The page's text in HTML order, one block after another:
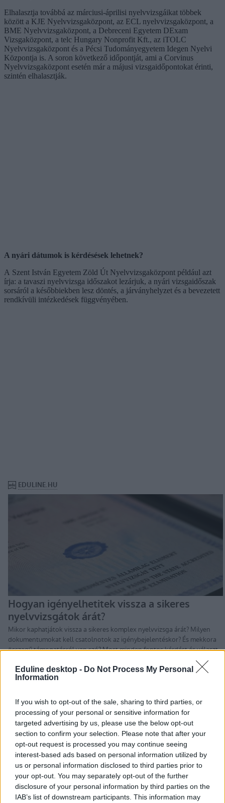
Eduline desktop - Do Not Process My Personal
Information
If you wish to opt-out of the sale, sharing to third parties, or
processing of your personal or sensitive information for
targeted advertising by us, please use the below opt-out
section to confirm your selection. Please note that after your
opt-out request is processed you may continue seeing
interest-based ads based on personal information utilized by
us or personal information disclosed to third parties prior to
your opt-out. You may separately opt-out of the further
disclosure of your personal information by third parties on the
IAB’s list of downstream participants. This information may
Elhalasztja továbbá az márciusi-áprilisi nyelvvizsgáikat többek
között a KJE Nyelvvizsgaközpont, az ECL nyelvvizsgaközpont, a
BME Nyelvvizsgaközpont, a Debreceni Egyetem DExam
Vizsgaközpont, a telc Hungary Nonprofit Kft., az iTOLC
Nyelvvizsgaközpont és a Pécsi Tudományegyetem Idegen Nyelvi
Központja is. A soron következő időpontját, ami a Corvinus
Nyelvvizsgaközpont esetén már a májusi vizsgaidőpontokat érinti,
szintén elhalasztják.
A nyári dátumok is kérdésések lehetnek?
A Szent István Egyetem Zöld Út Nyelvvizsgaközpont például azt
írja: a tavaszi nyelvvizsga időszakot lezárjuk, a nyári vizsgaidőszak
sorsáról a későbbiekben lesz döntés, a járványhelyzet és a bevezetett
rendkívüli intézkedések függvényében.
Nem szeretnél lemaradni a legfontosabb információkról?
Iratkozz fel hírlevelünkre
Ha szeretnéd megkapni legfrissebb cikkeinket az érettségiről, az
egyetemi-főiskolai és a középiskolai felvételiről, ha érdekelnek a
felsőoktatás, a közoktatás, a nyelvoktatás és a felnőttképzés
legfontosabb változásai,iratkozz fel hírleveleinkre.